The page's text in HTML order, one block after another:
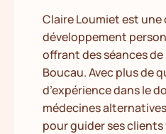
Claire Loumiet est une
développement
offrant des séances
Boucau. Avec plus de
d’expérience dans le
médecines
pour guider ses